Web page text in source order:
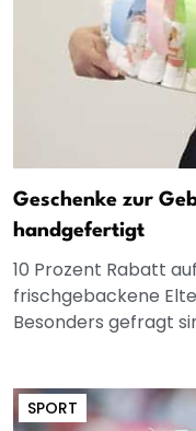
Geschenke zur
handgefertigt
10 Prozent Rabatt
frischgebackene
Besonders gefragt
SPORT